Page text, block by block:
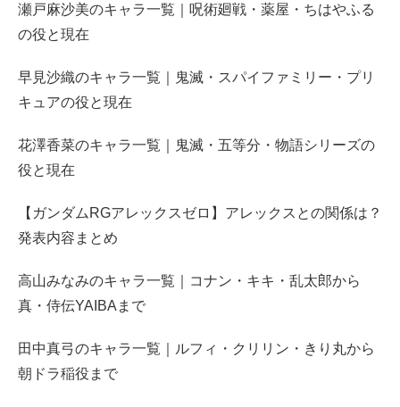
瀬戸麻沙美のキャラ一覧｜呪術廻戦・薬屋・ちはやふる
の役と現在
早見沙織のキャラ一覧｜鬼滅・スパイファミリー・プリ
キュアの役と現在
花澤香菜のキャラ一覧｜鬼滅・五等分・物語シリーズの
役と現在
【ガンダムRGアレックスゼロ】アレックスとの関係は？
発表内容まとめ
高山みなみのキャラ一覧｜コナン・キキ・乱太郎から
真・侍伝YAIBAまで
田中真弓のキャラ一覧｜ルフィ・クリリン・きり丸から
朝ドラ稲役まで